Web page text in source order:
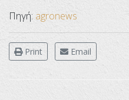
Πηγή: agronews
Print Email